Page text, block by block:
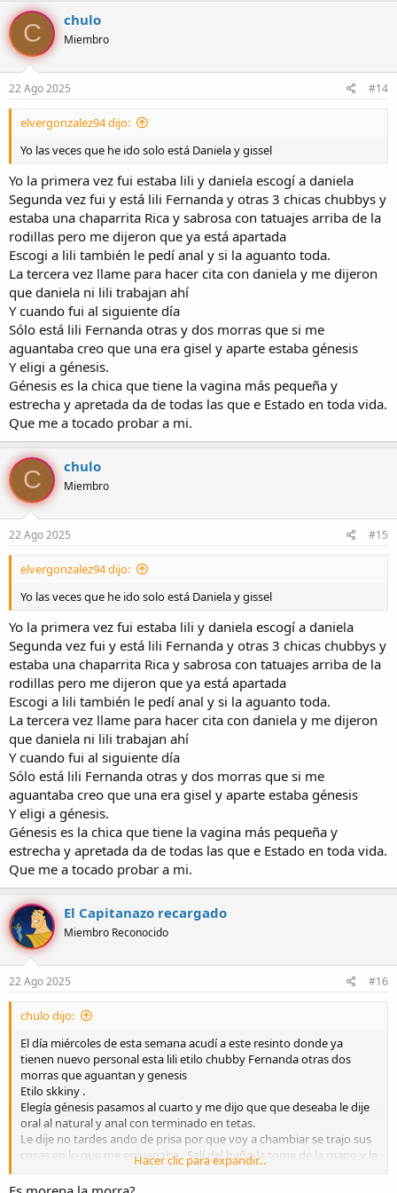
c
c
i
o
n
e
s
C chulo
Miembro
22 Ago 2025 #14
elvergonzalez94 dijo:
Yo las veces que he ido solo está Daniela y gissel
Yo la primera vez fui estaba lili y daniela escogí a daniela
Segunda vez fui y está lili Fernanda y otras 3 chicas chubbys y
estaba una chaparrita Rica y sabrosa con tatuajes arriba de la
rodillas pero me dijeron que ya está apartada
Escogi a lili también le pedí anal y si la aguanto toda.
La tercera vez llame para hacer cita con daniela y me dijeron
que daniela ni lili trabajan ahí
Y cuando fui al siguiente día
Sólo está lili Fernanda otras y dos morras que si me
aguantaba creo que una era gisel y aparte estaba génesis
Y eligi a génesis.
Génesis es la chica que tiene la vagina más pequeña y
estrecha y apretada da de todas las que e Estado en toda vida.
Que me a tocado probar a mi.
C chulo
Miembro
22 Ago 2025 #15
elvergonzalez94 dijo:
Yo las veces que he ido solo está Daniela y gissel
Yo la primera vez fui estaba lili y daniela escogí a daniela
Segunda vez fui y está lili Fernanda y otras 3 chicas chubbys y
estaba una chaparrita Rica y sabrosa con tatuajes arriba de la
rodillas pero me dijeron que ya está apartada
Escogi a lili también le pedí anal y si la aguanto toda.
La tercera vez llame para hacer cita con daniela y me dijeron
que daniela ni lili trabajan ahí
Y cuando fui al siguiente día
Sólo está lili Fernanda otras y dos morras que si me
aguantaba creo que una era gisel y aparte estaba génesis
Y eligi a génesis.
Génesis es la chica que tiene la vagina más pequeña y
estrecha y apretada da de todas las que e Estado en toda vida.
Que me a tocado probar a mi.
El Capitanazo recargado
Miembro Reconocido
22 Ago 2025 #16
chulo dijo:
El día miércoles de esta semana acudí a este resinto donde ya
tienen nuevo personal esta lili etilo chubby Fernanda otras dos
morras que aguantan y genesis
Etilo skkiny .
Elegía génesis pasamos al cuarto y me dijo que que deseaba le dije
oral al natural y anal con terminado en tetas.
Le dije no tardes ando de prisa por que voy a chambiar se trajo sus
cosas en lo que me enjuagaba . Salí del baño la tome de la mano y le
di una vuelta y le dije lo que me voy a comer nunca me había
comido una chica delgadita con culito pequeño pero bonito y unas
Hacer clic para expandir...